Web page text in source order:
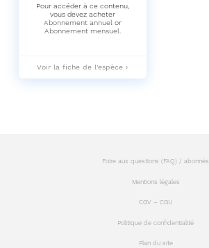
Pour accéder à ce contenu,
vous devez acheter
Abonnement annuelor
Abonnement mensuel.
Coquille
Saint-
Voir la fiche de l'espèce ›
Foire aux questions (FAQ) / abonnés
Mentions légales
CGV – CGU
Politique de confidentialité
Plan du site